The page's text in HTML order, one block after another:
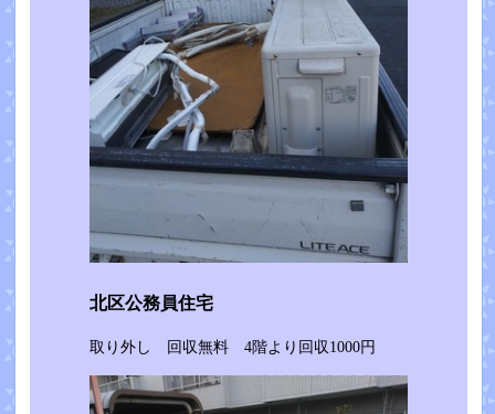
北区公務員住宅
取り外し 回収無料 4階より回収1000円